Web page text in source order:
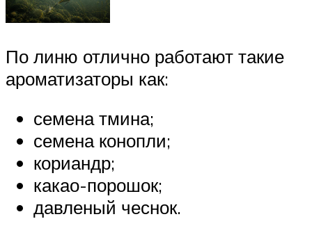
По линю отлично работают такие
ароматизаторы как:
семена тмина;
семена конопли;
кориандр;
какао-порошок;
давленый чеснок.